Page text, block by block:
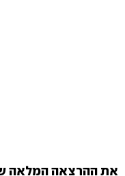
את ההרצאה המלאה